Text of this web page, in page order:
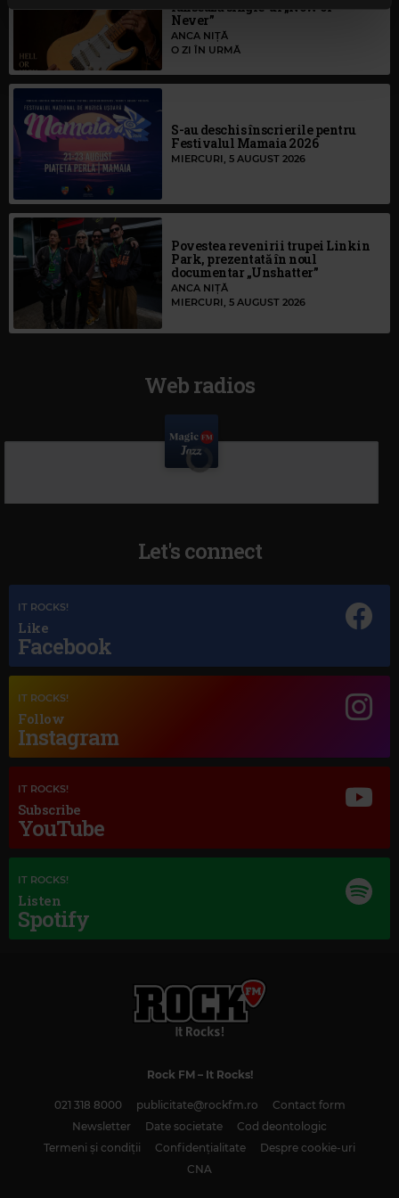
continuați să utilizați website-ul nostru, sunteți de acord
cu utilizarea modulelor noastre cookie.
lansează single-ul „Now or
Never”
ANCA NIȚĂ
O ZI ÎN URMĂ
S-au deschis înscrierile pentru
Festivalul Mamaia 2026
MIERCURI, 5 AUGUST 2026
Povestea revenirii trupei Linkin
Park, prezentată în noul
documentar „Unshatter”
ANCA NIȚĂ
MIERCURI, 5 AUGUST 2026
Web radios
Magic Classic Music
PRAGUE WALTZES
Let's connect
IT ROCKS!
Like
Facebook
IT ROCKS!
Follow
Instagram
IT ROCKS!
Subscribe
YouTube
IT ROCKS!
Listen
Spotify
Rock FM– It Rocks!
021 318 8000 publicitate@rockfm.ro
Contact form
Newsletter
Date societate
Cod deontologic
Termeni și condiții
Confidențialitate
Despre cookie-uri
CNA